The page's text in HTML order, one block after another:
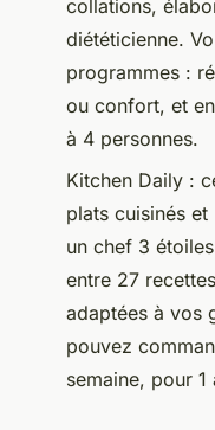
collations,
diététicienne.
programmes :
ou confort, et
à 4 personnes.
Kitchen Daily :
plats cuisinés
un chef 3
entre 27
adaptées à vos
pouvez
semaine, pour